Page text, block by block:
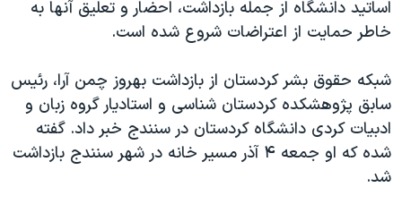
دادگاه حمید نوری
قانون شفافیت دارائی کادر رهبری ایران
اعتراضات مردمی آبان ۹۸
اسرائیل در جنگ
اساتید دانشگاه از جمله بازداشت، احضار و تعلیق آنها به
خاطر حمایت از اعتراضات شروع شده است.
شبکه حقوق بشر کردستان از بازداشت بهروز چمن آرا، رئیس
سابق پژوهشکده کردستان شناسی و استادیار گروه زبان و
ادبیات کردی دانشگاه کردستان در سنندج خبر داد. گفته
شده که او جمعه ۴ آذر مسیر خانه در شهر سنندج بازداشت
شد.